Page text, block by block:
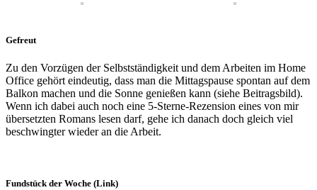
Gefreut
Zu den Vorzügen der Selbstständigkeit und dem Arbeiten im Home
Office gehört eindeutig, dass man die Mittagspause spontan auf dem
Balkon machen und die Sonne genießen kann (siehe Beitragsbild).
Wenn ich dabei auch noch eine 5-Sterne-Rezension eines von mir
übersetzten Romans lesen darf, gehe ich danach doch gleich viel
beschwingter wieder an die Arbeit.
Fundstück der Woche (Link)